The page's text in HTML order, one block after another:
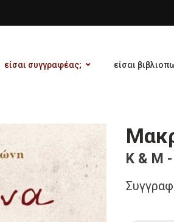
είσαι συγγραφέας; είσαι
K & M